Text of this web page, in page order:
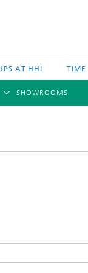
AT HHI TIME
SHOWROOMS
SPACE